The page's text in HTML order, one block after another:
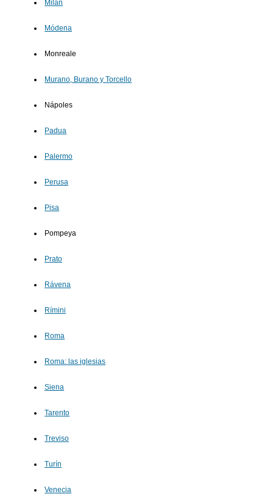
Milán
Módena
Monreale
Murano, Burano y Torcello
Nápoles
Padua
Palermo
Perusa
Pisa
Pompeya
Prato
Rávena
Rímini
Roma
Roma: las iglesias
Siena
Tarento
Treviso
Turín
Venecia